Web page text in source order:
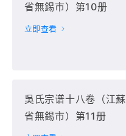
省無錫市）第10册
立即查看
吳氏宗谱十八卷（江蘇
省無錫市）第11册